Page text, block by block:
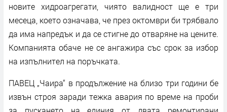
новите хидроагрегати, чиято валидност ще е три
месеца, което означава, че през октомври би трябвало
да има напредък и да се стигне до отваряне на цените.
Компанията обаче не се ангажира със срок за избор
на изпълнител на поръчката.
ПАВЕЦ „Чаира“ в продължение на близо три години бе
извън строя заради тежка авария по време на проби